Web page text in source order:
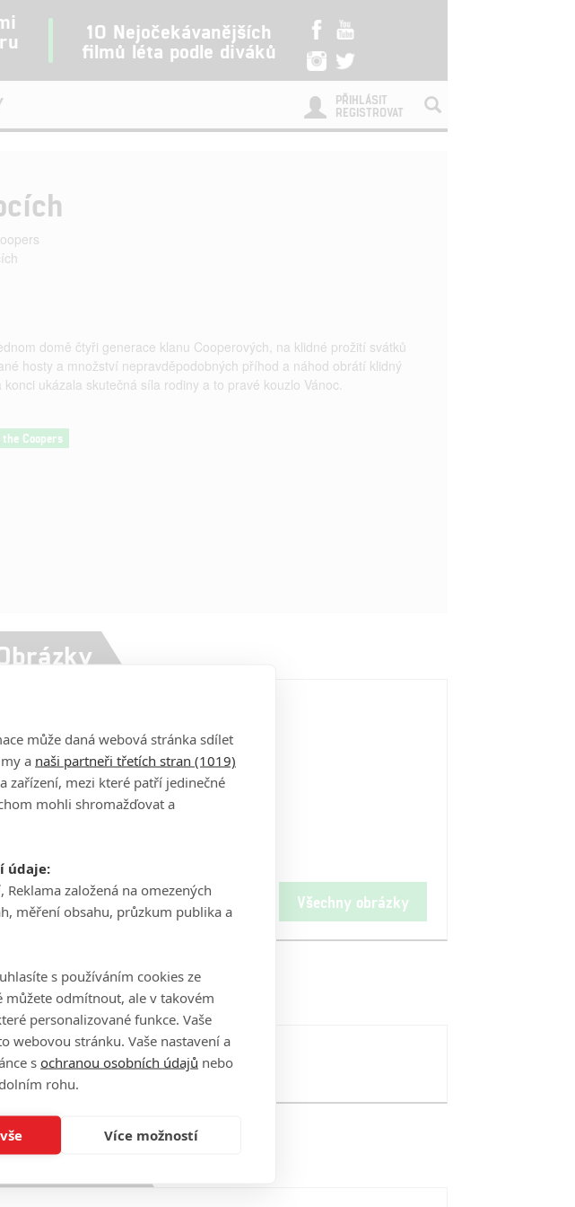
10 Nejočekávanějších
filmů léta podle diváků
PŘIHLÁSIT
REGISTROVAT
domě čtyři generace klanu Cooperových, na klidné prožití svátků
hosty a množství nepravděpodobných příhod a náhod obrátí klidný
ukázala skutečná síla rodiny a to pravé kouzlo Vánoc.
the Coopers
Počet obrázků: 1
Všechny obrázky
Počet videií: 0
může daná webová stránka sdílet
a naši partneři třetích stran (1019)
zařízení, mezi které patří jedinečné
mohli shromažďovat a
údaje:
založená na omezených
měření obsahu, průzkum publika a
s používáním cookies ze
můžete odmítnout, ale v takovém
personalizované funkce. Vaše
webovou stránku. Vaše nastavení a
s ochranou osobních údajů nebo
rohu.
Více možností